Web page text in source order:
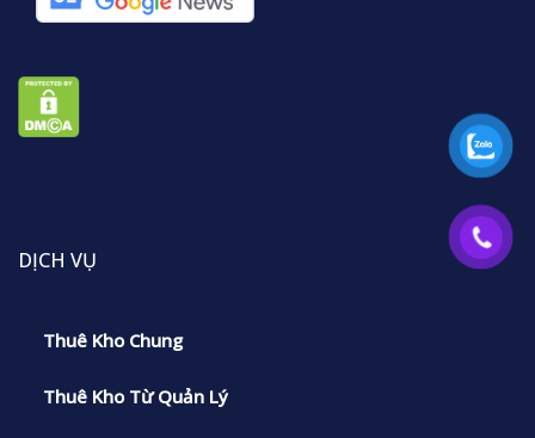
DỊCH VỤ
Thuê Kho Chung
Thuê Kho Từ Quản Lý